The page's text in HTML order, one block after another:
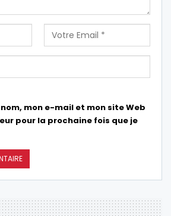
mon e-mail et mon site Web
pour la prochaine fois que je